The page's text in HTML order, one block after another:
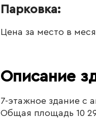
Парковка:
Цена за место в
Описание
7-этажное здание с
Общая площадь 10